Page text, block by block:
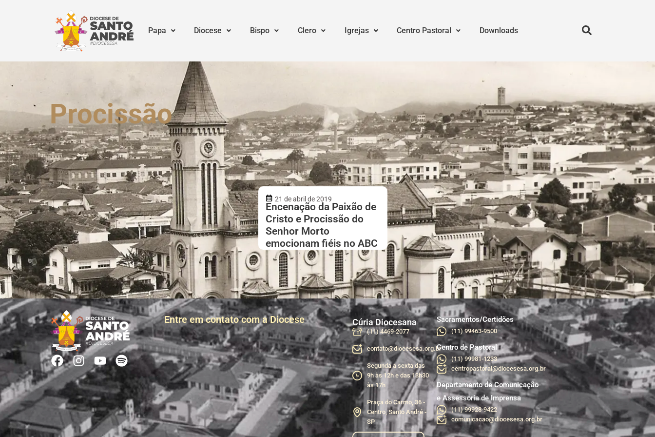
Papa Diocese Bispo Clero Igrejas Centro Pastoral Downloads
Procissão
21 de abril de 2019
Encenação da Paixão de
Cristo e Procissão do
Senhor Morto
emocionam fiéis no ABC
Entre em contato com a Diocese Cúria Diocesana
(11) 4469-2077
contato@diocesesa.org.br
Segunda a sexta das
9h às 12h e das 13h30
às 17h
Praça do Carmo, 36 -
Centro, Santo André -
SP
Sacramentos/Certidões
(11) 99463-9500
Centro de Pastoral
(11) 99981-1233
centropastoral@diocesesa.org.br
Departamento de Comunicação
e Assessoria de Imprensa
(11) 99928-9422
comunicacao@diocesesa.org.br